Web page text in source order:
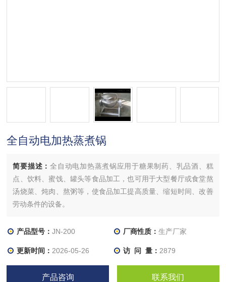
全自动电加热蒸煮锅
简要描述：全自动电加热蒸煮锅应用于糖果制药、乳品酒、糕
点、饮料、蜜饯、罐头等食品加工，也可用于大型餐厅或食堂熬
汤烧菜、炖肉、熬粥等，使食品加工提高质量、缩短时间、改善
劳动条件的设备。
产品型号：JN-200 厂商性质： 生产厂家
更新时间： 2026-05-26 访 问 量： 2879
产品咨询 联系我们